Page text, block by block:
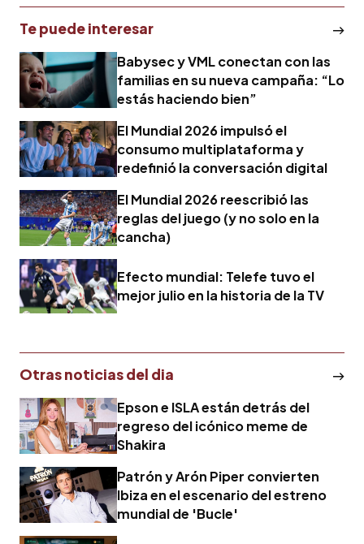
Te puede interesar
Babysec y VML conectan con las
familias en su nueva campaña: “Lo
estás haciendo bien”
El Mundial 2026 impulsó el
consumo multiplataforma y
redefinió la conversación digital
El Mundial 2026 reescribió las
reglas del juego (y no solo en la
cancha)
Efecto mundial: Telefe tuvo el
mejor julio en la historia de la TV
Otras noticias del dia
Epson e ISLA están detrás del
regreso del icónico meme de
Shakira
Patrón y Arón Piper convierten
Ibiza en el escenario del estreno
mundial de 'Bucle'